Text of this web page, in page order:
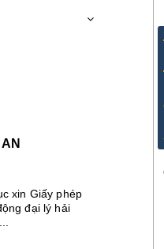
xin Giấy phép
đại lý hải